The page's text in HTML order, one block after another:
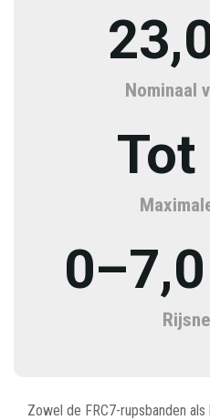
Nominaal
Tot
Zowel de FRC7-rupsbanden